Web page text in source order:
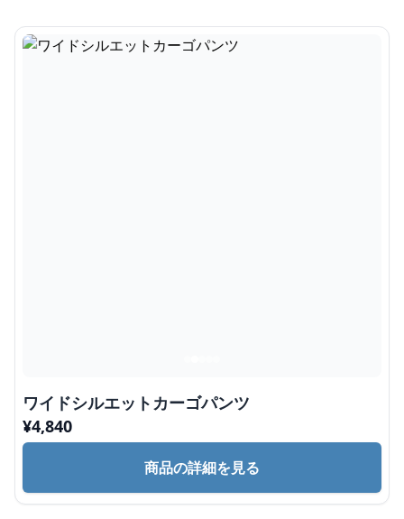
ワイドシルエットカーゴパンツ
¥4,840
商品の詳細を見る